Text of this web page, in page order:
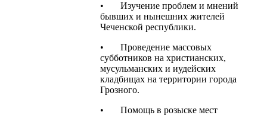
• Изучение проблем и мнений
бывших и нынешних жителей
Чеченской республики.
• Проведение массовых
субботников на христианских,
мусульманских и иудейских
кладбищах на территории города
Грозного.
• Помощь в розыске мест